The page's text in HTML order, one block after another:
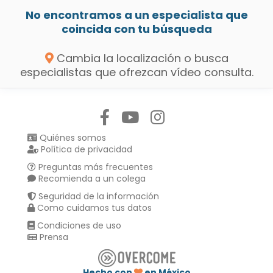
No encontramos a un especialista que
coincida con tu búsqueda
Cambia la localización o busca
especialistas que ofrezcan vídeo consulta.
Quiénes somos
Política de privacidad
Preguntas más frecuentes
Recomienda a un colega
Seguridad de la información
Como cuidamos tus datos
Condiciones de uso
Prensa